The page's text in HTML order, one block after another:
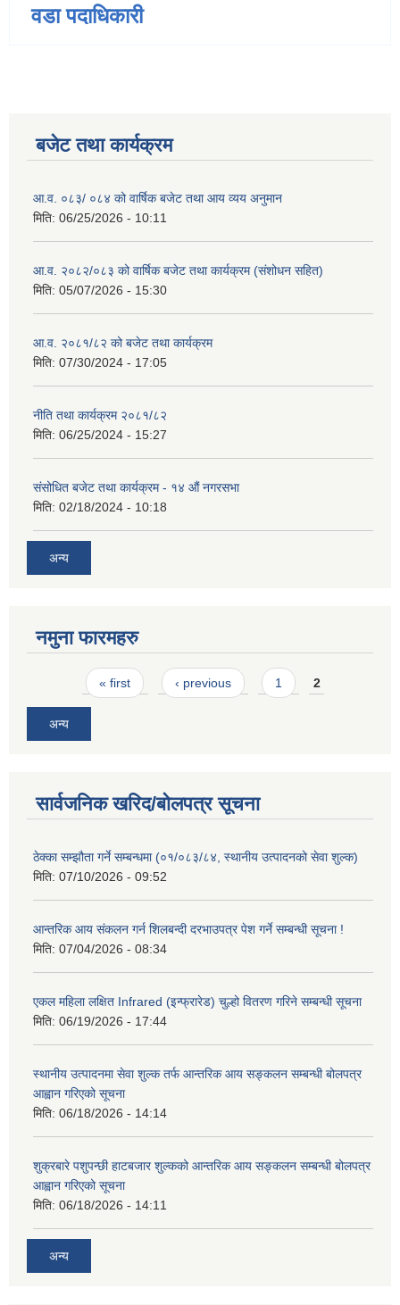
वडा पदाधिकारी
बजेट तथा कार्यक्रम
आ.व. ०८३/ ०८४ को वार्षिक बजेट तथा आय व्यय अनुमान
मिति: 06/25/2026 - 10:11
आ.व. २०८२/०८३ को वार्षिक बजेट तथा कार्यक्रम (संशोधन सहित)
मिति: 05/07/2026 - 15:30
आ.व. २०८१/८२ को बजेट तथा कार्यक्रम
मिति: 07/30/2024 - 17:05
नीति तथा कार्यक्रम २०८१/८२
मिति: 06/25/2024 - 15:27
संसोधित बजेट तथा कार्यक्रम - १४ औं नगरसभा
मिति: 02/18/2024 - 10:18
अन्य
नमुना फारमहरु
Pages« first ‹ previous 1 2
अन्य
सार्वजनिक खरिद/बोलपत्र सूचना
ठेक्का सम्झौता गर्ने सम्बन्धमा (०१/०८३/८४, स्थानीय उत्पादनको सेवा शुल्क)
मिति: 07/10/2026 - 09:52
आन्तरिक आय संकलन गर्न शिलबन्दी दरभाउपत्र पेश गर्ने सम्बन्धी सूचना !
मिति: 07/04/2026 - 08:34
एकल महिला लक्षित Infrared (इन्फ्रारेड) चुल्हो वितरण गरिने सम्बन्धी सूचना
मिति: 06/19/2026 - 17:44
स्थानीय उत्पादनमा सेवा शुल्क तर्फ आन्तरिक आय सङ्कलन सम्बन्धी बोलपत्र
आह्वान गरिएको सूचना
मिति: 06/18/2026 - 14:14
शुक्रबारे पशुपन्छी हाटबजार शुल्कको आन्तरिक आय सङ्कलन सम्बन्धी बोलपत्र
आह्वान गरिएको सूचना
मिति: 06/18/2026 - 14:11
अन्य